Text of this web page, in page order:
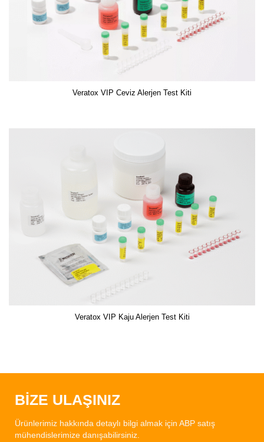
Veratox VIP Ceviz Alerjen Test Kiti
Veratox VIP Kaju Alerjen Test Kiti
BİZE ULAŞINIZ
Ürünlerimiz hakkında detaylı bilgi almak için ABP satış
mühendislerimize danışabilirsiniz.